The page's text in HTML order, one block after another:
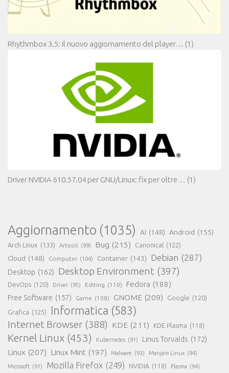
Rhythmbox 3.5: il nuovo aggiornamento del player… (1)
Driver NVIDIA 610.57.04 per GNU/Linux: fix per oltre… (1)
Aggiornamento (1035) AI (148) Android (155)
Arch Linux (133) Articoli (99) Bug (215) Canonical (122)
Cloud (148) Computer (104) Container (143) Debian (287)
Desktop (162) Desktop Environment (397)
DevOps (120) Driver (95) Editing (110) Fedora (188)
Free Software (157) Game (108) GNOME (209) Google (120)
Grafica (125) Informatica (583)
Internet Browser (388) KDE (211) KDE Plasma (118)
Kernel Linux (453) Kubernetes (91) Linus Torvalds (172)
Linux (207) Linux Mint (197) Malware (93) Manjaro Linux (94)
Microsoft (91) Mozilla Firefox (249) NVIDIA (118) Plasma (94)